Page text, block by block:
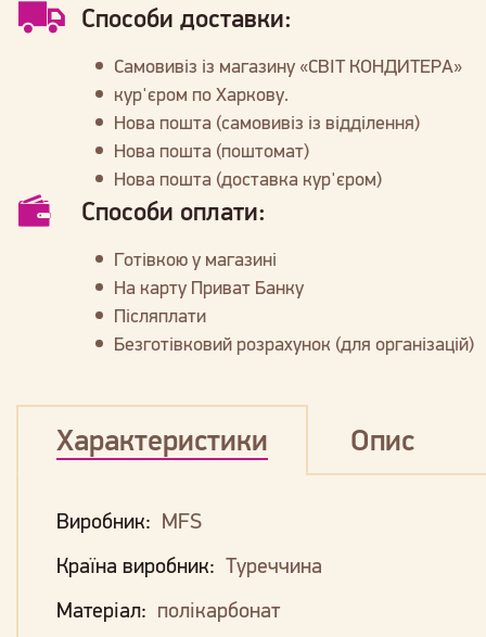
Способи доставки:
Самовивіз із магазину «СВІТ КОНДИТЕРА»
кур'єром по Харкову.
Нова пошта (самовивіз із відділення)
Нова пошта (поштомат)
Нова пошта (доставка кур'єром)
Способи оплати:
Готівкою у магазині
На карту Приват Банку
Післяплати
Безготівковий розрахунок (для організацій)
Характеристики Опис
Виробник: MFS
Країна виробник: Туреччина
Матеріал: полікарбонат